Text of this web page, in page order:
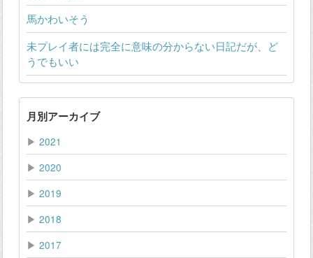
馬かわいそう
未プレイ者には完全に意味の分からない日記だが、ど
うでもいい
月別アーカイブ
▶ 2021
▶ 2020
▶ 2019
▶ 2018
▶ 2017